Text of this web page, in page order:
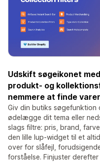
Udskift søgeikonet
produkt- og
nemmere at finde varer
Giv din butiks
ødelægge dit tema eller
slags filtre: pris, brand,
den lille lup-widget til et
over for slåfejl,
forståelse. Finjuster